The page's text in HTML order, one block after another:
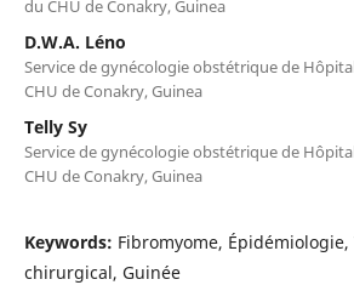
du CHU de Conakry, Guinea
D.W.A. Léno
Service de gynécologie obstétrique de
CHU de Conakry, Guinea
Telly Sy
Service de gynécologie obstétrique de
CHU de Conakry, Guinea
Keywords: Fibromyome,
chirurgical, Guinée